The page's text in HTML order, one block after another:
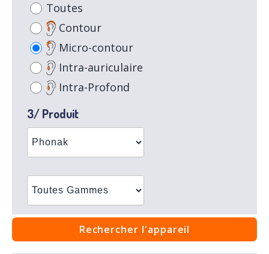
Toutes
Contour
Micro-contour
Intra-auriculaire
Intra-Profond
3/ Produit
Rechercher l'appareil